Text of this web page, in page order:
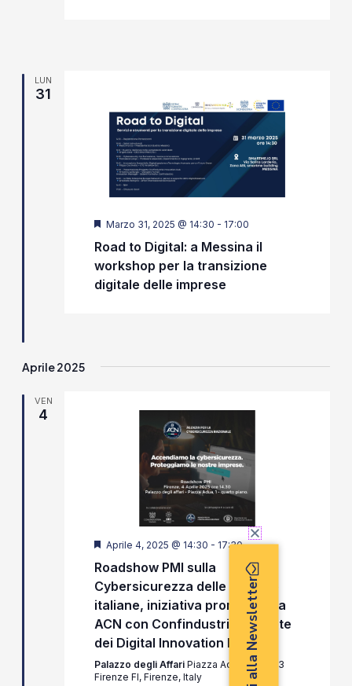
LUN
31
Segnalati
Marzo 31, 2025 @ 14:30 - 17:00
Road to Digital: a Messina il
workshop per la transizione
digitale delle imprese
Aprile 2025
VEN
4
Segnalati
Aprile 4, 2025 @ 14:30 - 17:30
Roadshow PMI sulla
Cybersicurezza delle aziende
italiane, iniziativa promossa da
ACN con Confindustria e la rete
dei Digital Innovation Hub
Palazzo degli Affari Piazza Adua, 1, 50123
Firenze FI, Firenze, Italy
Iscriviti alla Newsletter